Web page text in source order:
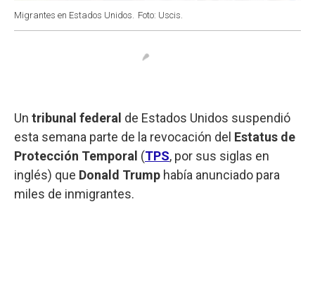
Migrantes en Estados Unidos. Foto: Uscis.
Un tribunal federal de Estados Unidos suspendió
esta semana parte de la revocación del Estatus de
Protección Temporal (TPS, por sus siglas en
inglés) que Donald Trump había anunciado para
miles de inmigrantes.